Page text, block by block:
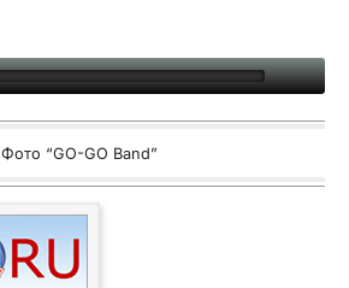
Фото “GO-GO Band”